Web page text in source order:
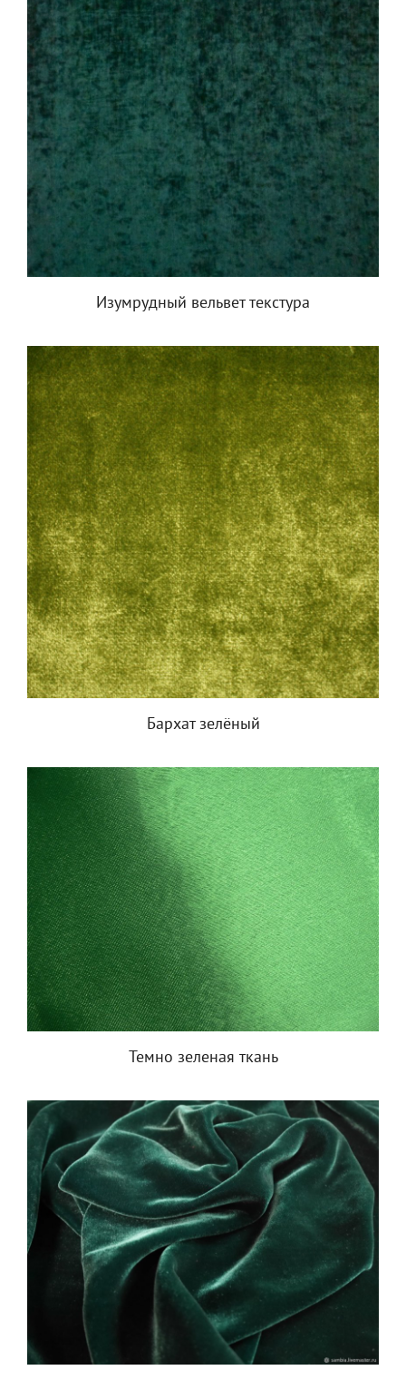
Изумрудный вельвет текстура
Бархат зелёный
Темно зеленая ткань